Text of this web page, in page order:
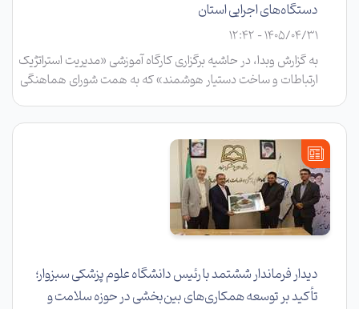
دستگاه‌های اجرایی استان
1405/04/31 - 12:42
به گزارش وبدا، در حاشیه برگزاری کارگاه آموزشی «مدیریت استراتژیک
ارتباطات و ساخت دستیار هوشمند» که به همت شورای هماهنگی
مدیران روابط عمومی دستگاه‌های اجرایی استان با اهدای لوح تقدیر
تجلیل به عمل آمد.
دیدار فرماندار ششتمد با رئیس دانشگاه علوم پزشکی سبزوار؛
تأکید بر توسعه همکاری‌های بین‌بخشی در حوزه سلامت و